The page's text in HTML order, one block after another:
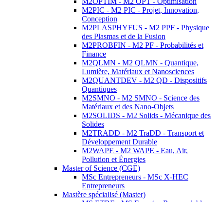
M2PIC - M2 PIC - Projet, Innovation,
Conception
M2PLASPHYFUS - M2 PPF - Physique
des Plasmas et de la Fusion
M2PROBFIN - M2 PF - Probabilités et
Finance
M2QLMN - M2 QLMN - Quantique,
Lumière, Matériaux et Nanosciences
M2QUANTDEV - M2 QD - Dispositifs
Quantiques
M2SMNO - M2 SMNO - Science des
Matériaux et des Nano-Objets
M2SOLIDS - M2 Solids - Mécanique des
Solides
M2TRADD - M2 TraDD - Transport et
Développement Durable
M2WAPE - M2 WAPE - Eau, Air,
Pollution et Énergies
Master of Science (CGE)
MSc Entrepreneurs - MSc X-HEC
Entrepreneurs
Mastère spécialisé (Master)